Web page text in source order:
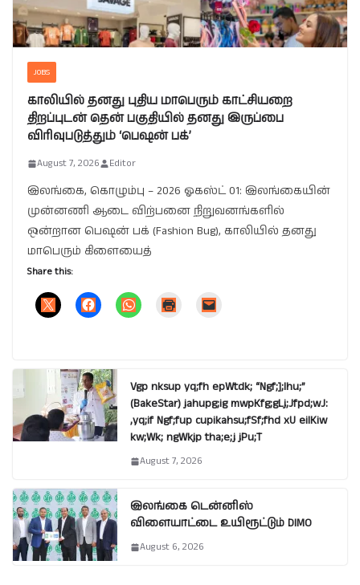
JOBS
காலியில் தனது புதிய மாபெரும் காட்சியறை
திறப்புடன் தென் பகுதியில் தனது இருப்பை
விரிவுபடுத்தும் ‘பெஷன் பக்’
August 7, 2026 Editor
இலங்கை, கொழும்பு – 2026 ஓகஸ்ட் 01: இலங்கையின்
முன்னணி ஆடை விற்பனை நிறுவனங்களில்
ஒன்றான பெஷன் பக் (Fashion Bug), காலியில் தனது
மாபெரும் கிளையைத்
Share this:
Vgp nksup yq;fh epWtdk; “Ngf;];lhu;”
(BakeStar) jahupg;ig mwpKfg;gLj;Jfpd;wJ:
,yq;if Ngf;fup cupikahsu;fSf;fhd xU eilKiw
kw;Wk; ngWkjp tha;e;j jPu;T
August 7, 2026
இலங்கை டென்னிஸ்
விளையாட்டை உயிரூட்டும் DIMO
August 6, 2026